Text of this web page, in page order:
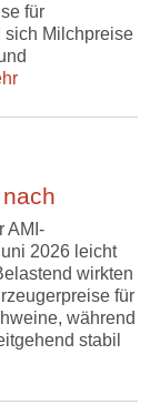
für
sich Milchpreise
AMI-
2026 leicht
wirkten
für
während
stabil